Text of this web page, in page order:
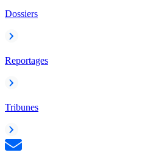
Dossiers
Reportages
Tribunes